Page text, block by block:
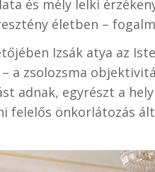
és mély lelki
életben –
Izsák atya az
a zsolozsma
adnak, egyrészt a
felelős önkorlátozás